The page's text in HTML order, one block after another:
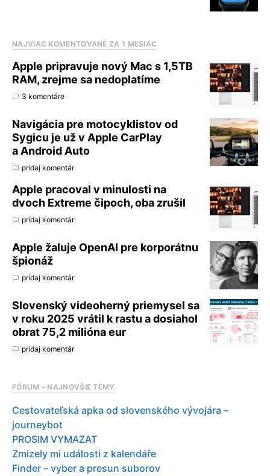
NAJVIAC KOMENTOVANÉ ZA 1 MESIAC
Apple pripravuje nový Mac s 1,5TB
RAM, zrejme sa nedoplatíme
3 komentáre
Navigácia pre motocyklistov od
Sygicu je už v Apple CarPlay
a Android Auto
pridaj komentár
Apple pracoval v minulosti na
dvoch Extreme čipoch, oba zrušil
pridaj komentár
Apple žaluje OpenAI pre korporátnu
špionáž
pridaj komentár
Slovenský videoherný priemysel sa
v roku 2025 vrátil k rastu a dosiahol
obrat 75,2 milióna eur
pridaj komentár
FÓRUM – NAJNOVŠIE TÉMY
Cestovateľská apka od slovenského vývojára –
journeybot
PROSIM VYMAZAT
Zmizely mi události z kalendáře
Finder – vyber a presun suborov